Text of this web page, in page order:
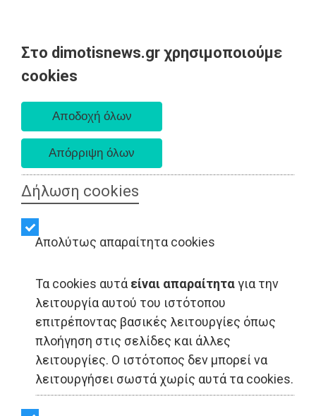
Στο dimotisnews.gr χρησιμοποιούμε
cookies
Δήλωση cookies
Απολύτως απαραίτητα cookies
Τα cookies αυτά είναι απαραίτηταγια την
λειτουργία αυτού του ιστότοπου
επιτρέποντας βασικές λειτουργίες όπως
πλοήγηση στις σελίδες και άλλες
λειτουργίες. Ο ιστότοπος δεν μπορεί να
λειτουργήσει σωστά χωρίς αυτά τα cookies.
ΕΙΔΗΣΕΙΣ - Αθήνα
Η ΕΔΙΠΤ στο Athens
Alitheia Forum για το AI
και την προστασία της